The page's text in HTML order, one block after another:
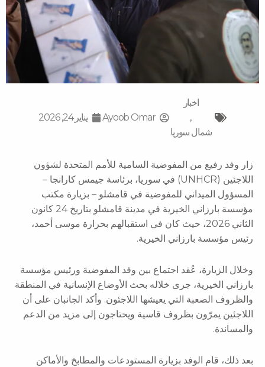
اخبار
,
شمال سوریا
Ayoob Omar يناير 24, 2026
زار وفد رفيع من المفوضية السامية للأمم المتحدة لشؤون
اللاجئين (UNHCR) في سوريا، برئاسة جيمس كارانجا –
المسؤول الميداني للمفوضية في قامشلو – بزيارة مكتب
مؤسسة بارزاني الخيرية في مدينة قامشلو بتاريخ 24 كانون
الثاني 2026، حيث كان في استقبالهم بحرارة موسى أحمد،
رئيس مؤسسة بارزاني الخيرية.
وخلال الزيارة، عُقد اجتماع بين وفد المفوضية ورئيس مؤسسة
بارزاني الخيرية، جرى خلاله بحث الأوضاع الإنسانية في المنطقة
والظروف الصعبة التي يعيشها اللاجئون. وأكد الجانبان على أن
اللاجئين يمرّون بظروف قاسية ويحتاجون إلى مزيد من الدعم
والمساندة.
بعد ذلك، قام الوفد بزيارة المستودعات والمطابخ والأماكن